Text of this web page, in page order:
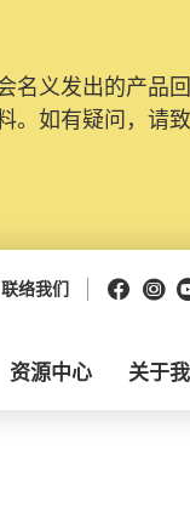
名义发出的产品
。如有疑问，请
联络我们
资源中心 关于